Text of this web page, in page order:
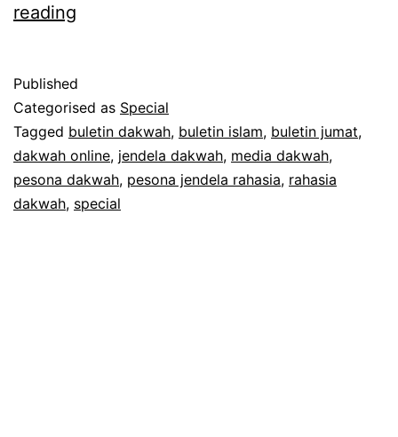
reading
Dakwah
dan
Rahasia
Dakwah
Published
Categorised as Special
Tagged buletin dakwah, buletin islam, buletin jumat,
dakwah online, jendela dakwah, media dakwah,
pesona dakwah, pesona jendela rahasia, rahasia
dakwah, special